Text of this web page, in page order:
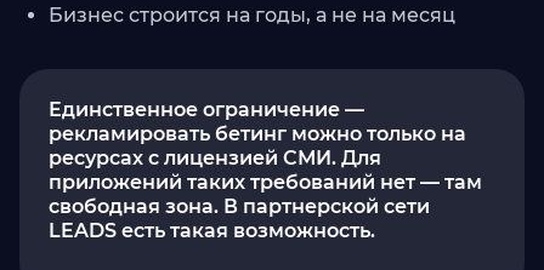
Бизнес строится на годы, а не на месяц
Единственное ограничение —
рекламировать бетинг можно только на
ресурсах с лицензией СМИ. Для
приложений таких требований нет — там
свободная зона. В партнерской сети
LEADS есть такая возможность.